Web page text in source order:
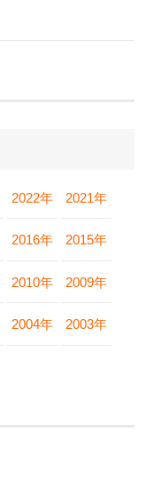
2022年 2021年
2016年 2015年
2010年 2009年
2004年 2003年